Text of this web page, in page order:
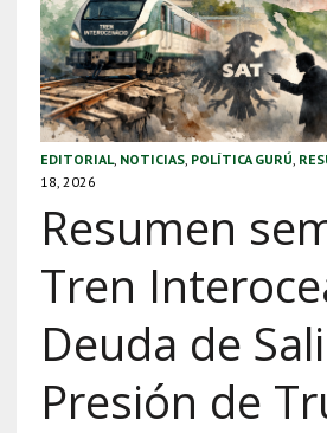
EDITORIAL, NOTICIAS, POLÍTICA GURÚ
18, 2026
Resumen
Tren
Deuda de
Presión de